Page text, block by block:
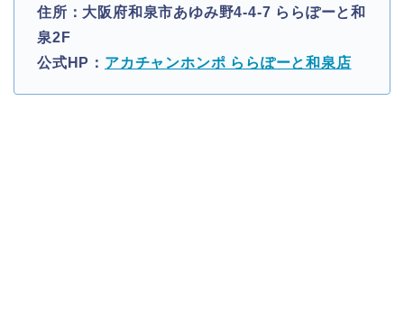
住所：大阪府和泉市あゆみ野4-4-7 ららぽーと和
泉2F
公式HP： アカチャンホンポ ららぽーと和泉店